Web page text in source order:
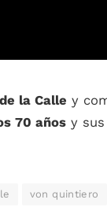
la Calle y
70 años y
von quintiero